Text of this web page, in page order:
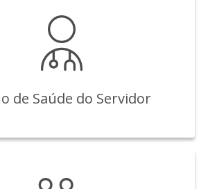
de Saúde do Servidor